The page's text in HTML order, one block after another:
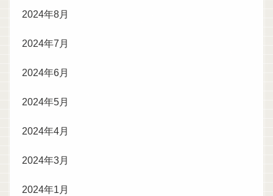
2024年8月
2024年7月
2024年6月
2024年5月
2024年4月
2024年3月
2024年1月